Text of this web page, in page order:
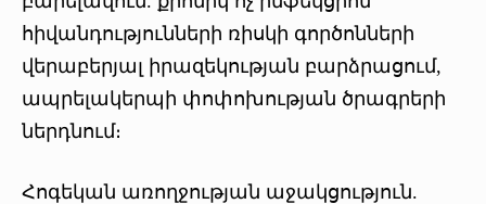
հիվանդությունների ռիսկի գործոնների
վերաբերյալ իրազեկության բարձրացում,
ապրելակերպի փոփոխության ծրագրերի
ներդնում։
Հոգեկան առողջության աջակցություն.